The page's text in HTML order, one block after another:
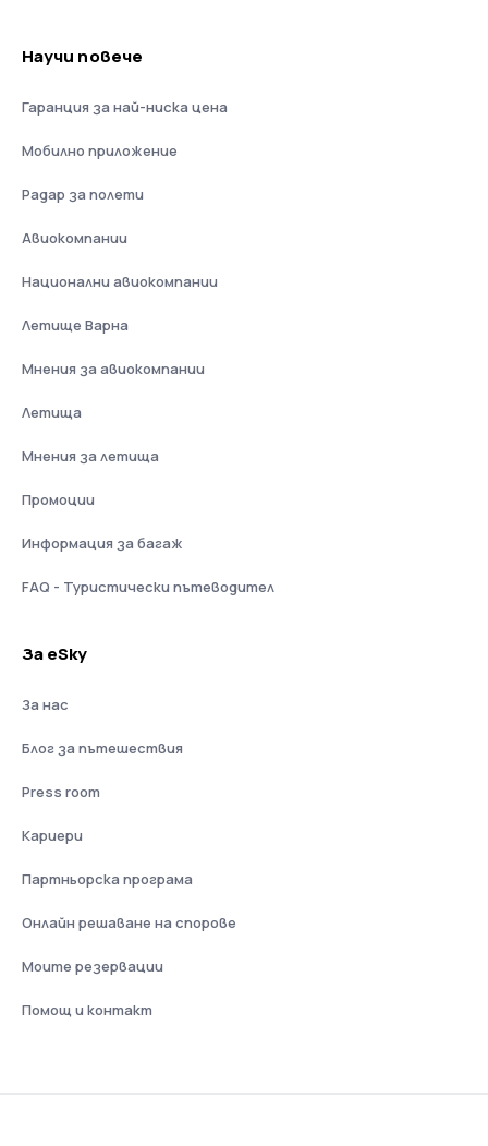
Научи повече
Гаранция за най-ниска цена
Мобилно приложение
Радар за полети
Авиокомпании
Национални авиокомпании
Летище Варна
Мнения за авиокомпании
Летища
Мнения за летища
Промоции
Информация за багаж
FAQ - Туристически пътеводител
За eSky
За нас
Блог за пътешествия
Press room
Кариери
Партньорска програма
Онлайн решаване на спорове
Моите резервации
Помощ и контакт